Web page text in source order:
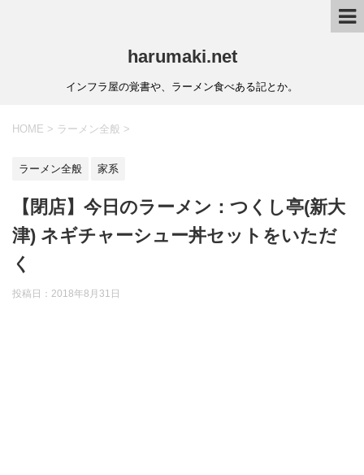
harumaki.net
インフラ屋の覚書や、ラーメン食べある記とか。
HOME > ラーメン全般 >
ラーメン全般 家系
【閉店】今日のラーメン：つくし亭(新大
津) ネギチャーシュー丼セットをいただ
く
投稿日：2018年8月31日